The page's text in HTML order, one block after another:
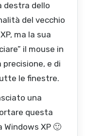
destra dello
del vecchio
ma la sua
il mouse in
precisione, e di
le finestre.
una
questa
XP 🙂